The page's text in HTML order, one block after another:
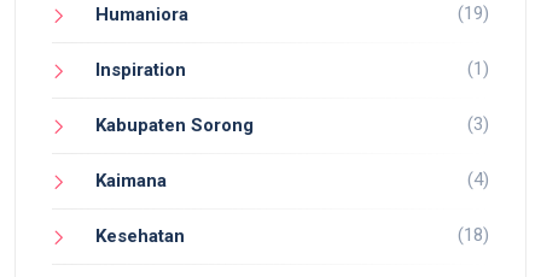
Humaniora (19)
Inspiration (1)
Kabupaten Sorong (3)
Kaimana (4)
Kesehatan (18)